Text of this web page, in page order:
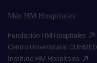
Más HM Hospitales
Fundación HM Hospitales​
Centro Universitario CUHMED​
Instituto HM Hospitales​